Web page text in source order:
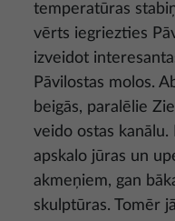
temperatūras
vērts iegriezties
izveidot
Pāvilostas molos.
beigās, paralēlie
veido ostas kanālu.
apskalo jūras un
akmeņiem, gan
skulptūras. Tomēr